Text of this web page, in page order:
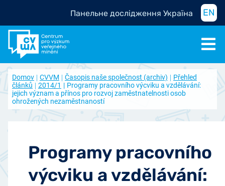
Панельне дослідження Україна EN
Domov CVVM Časopis naše společnost (archiv)
Přehled
článků
2014/1
Programy pracovního výcviku a vzdělávání:
jejich význam a přínos pro rozvoj zaměstnatelnosti osob
ohrožených nezaměstnaností
Programy pracovního
výcviku a vzdělávání: